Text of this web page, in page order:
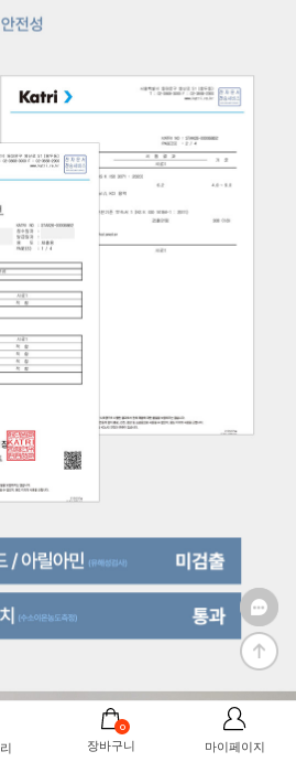
0
장바구니 마이페이지